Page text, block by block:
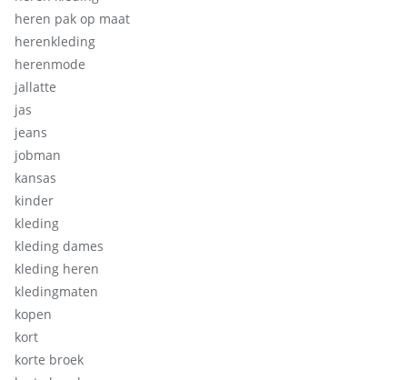
heren pak op maat
herenkleding
herenmode
jallatte
jas
jeans
jobman
kansas
kinder
kleding
kleding dames
kleding heren
kledingmaten
kopen
kort
korte broek